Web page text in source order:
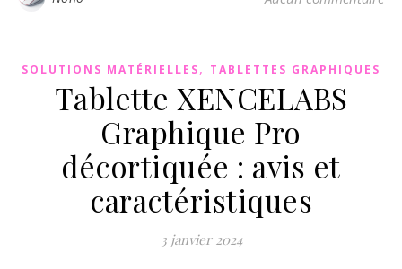
SOLUTIONS MATÉRIELLES, TABLETTES GRAPHIQUES
Tablette XENCELABS
Graphique Pro
décortiquée : avis et
caractéristiques
3 janvier 2024